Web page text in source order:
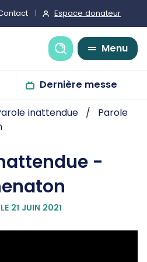
Espace donateur
Recherche
Menu
Dernière messe
inattendue
Parole
-
21 JUIN 2021